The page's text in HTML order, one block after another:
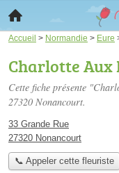
Accueil > Normandie > Eure
Charlotte Aux
Cette fiche présente
27320 Nonancourt.
33 Grande Rue
27320 Nonancourt
📞 Appeler cette fleuriste